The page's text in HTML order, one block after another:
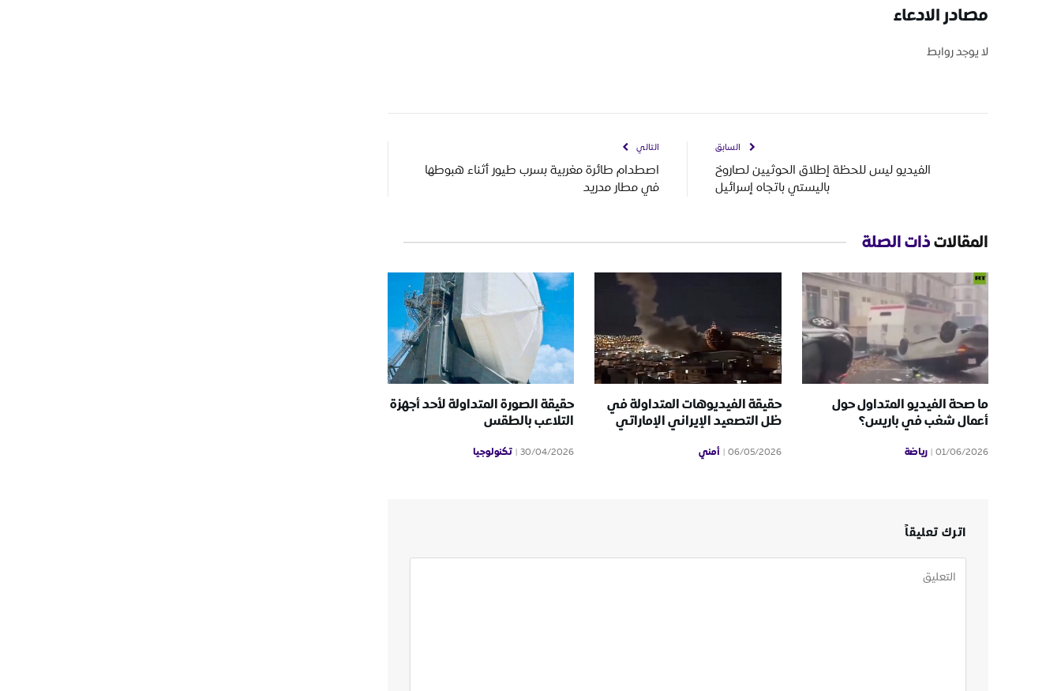
مصادر الادعاء
لا يوجد روابط
السابق
الفيديو ليس للحظة إطلاق الحوثيين لصاروخ
باليستي باتجاه إسرائيل
التالي
اصطدام طائرة مغربية بسرب طيور أثناء هبوطها
في مطار مدريد
المقالاتذات الصلة
ما صحة الفيديو المتداول حول
أعمال شغب في باريس؟
01/06/2026 رياضة
حقيقة الفيديوهات المتداولة في
ظل التصعيد الإيراني الإماراتي
06/05/2026 أمني
حقيقة الصورة المتداولة لأحد أجهزة
التلاعب بالطقس
30/04/2026 تكنولوجيا
اترك تعليقاً